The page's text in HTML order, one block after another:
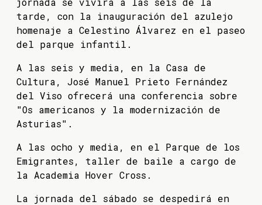
tarde, con la inauguración del azulejo
homenaje a Celestino Álvarez en el paseo
del parque infantil.
A las seis y media, en la Casa de
Cultura, José Manuel Prieto Fernández
del Viso ofrecerá una conferencia sobre
"Os americanos y la modernización de
Asturias".
A las ocho y media, en el Parque de los
Emigrantes, taller de baile a cargo de
la Academia Hover Cross.
La jornada del sábado se despedirá en